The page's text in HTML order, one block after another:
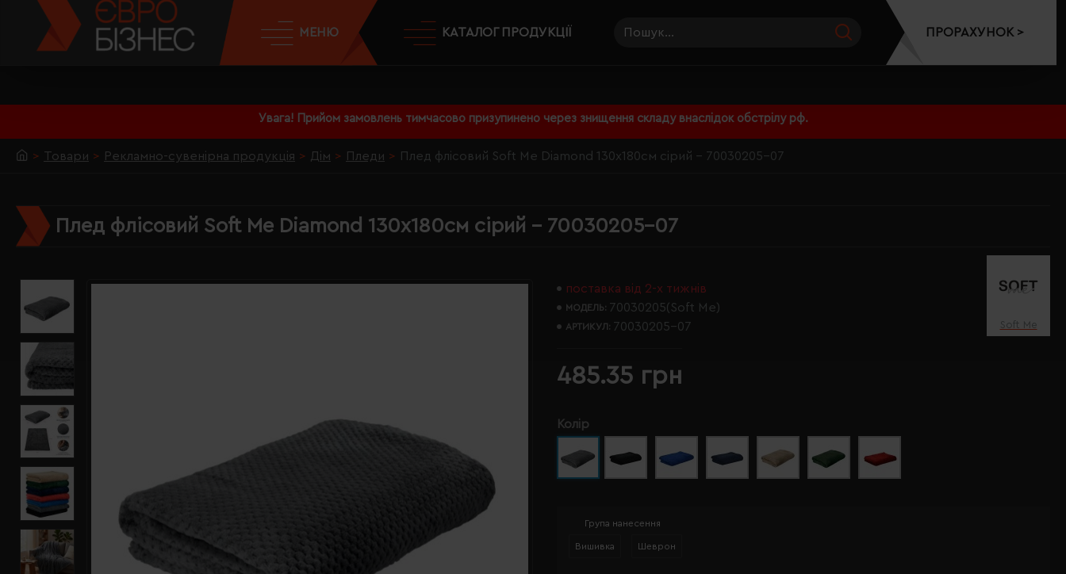
Увага! Прийом замовлень тимчасово призупинено через знищення складу внаслідок обстрілу рф.
МЕНЮ КАТАЛОГ ПРОДУКЦІЇ ПРОРАХУНОК >
Товари Рекламно-сувенірна продукція Дім Пледи Плед флісовий Soft Me Diamond 130х180см сірий - 70030205-07
Плед флісовий Soft Me Diamond 130х180см сірий - 70030205-07
поставка від 2-х тижнів
МОДЕЛЬ: 70030205(Soft Me)
АРТИКУЛ: 70030205-07 Soft Me
485.35 грн
Колір
Група нанесення
Вишивка Шеврон